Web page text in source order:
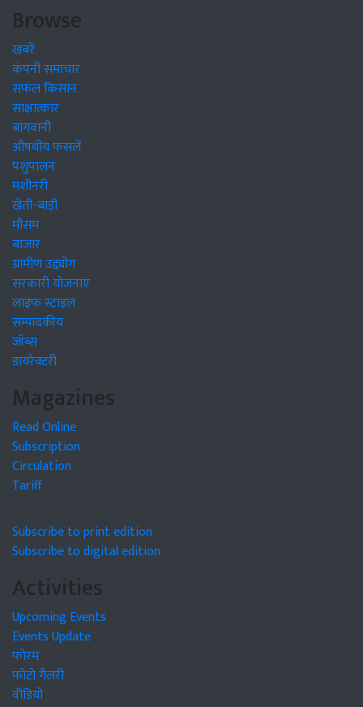
Browse
खबरें
कंपनी समाचार
सफल किसान
साक्षात्कार
बागवानी
औषधीय फसलें
पशुपालन
मशीनरी
खेती-बाड़ी
मौसम
बाजार
ग्रामीण उद्द्योग
सरकारी योजनाएं
लाइफ स्टाइल
सम्पादकीय
जॉब्स
डायरेक्टरी
Magazines
Read Online
Subscription
Circulation
Tariff
Subscribe to print edition
Subscribe to digital edition
Activities
Upcoming Events
Events Update
फोरम
फोटो गैलरी
वीडियो